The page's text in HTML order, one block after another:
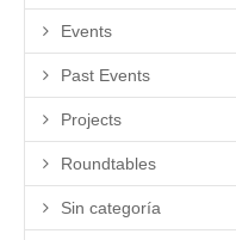
Events
Past Events
Projects
Roundtables
Sin categoría